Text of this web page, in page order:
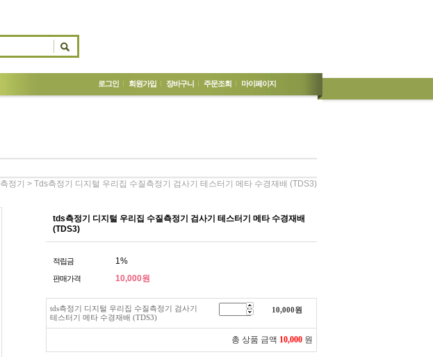
로그인 회원가입 장바구니 주문조회 마이페이지
측정기 > Tds측정기 디지털 우리집 수질측정기 검사기 테스터기 메타 수경재배 (TDS3)
tds측정기 디지털 우리집 수질측정기 검사기 테스터기 메타 수경재배
(TDS3)
적립금 1%
판매가격 10,000원
tds측정기 디지털 우리집 수질측정기 검사기
테스터기 메타 수경재배 (TDS3)
10,000원
총 상품 금액 10,000 원